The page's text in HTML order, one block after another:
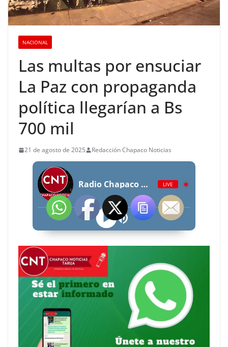
NACIONAL
Las multas por ensuciar
La Paz con propaganda
política llegarían a Bs
700 mil
21 de agosto de 2025 Redacción Chapaco Noticias
Radio Chapaco Noticias Las 24 horas en vivo LIVE